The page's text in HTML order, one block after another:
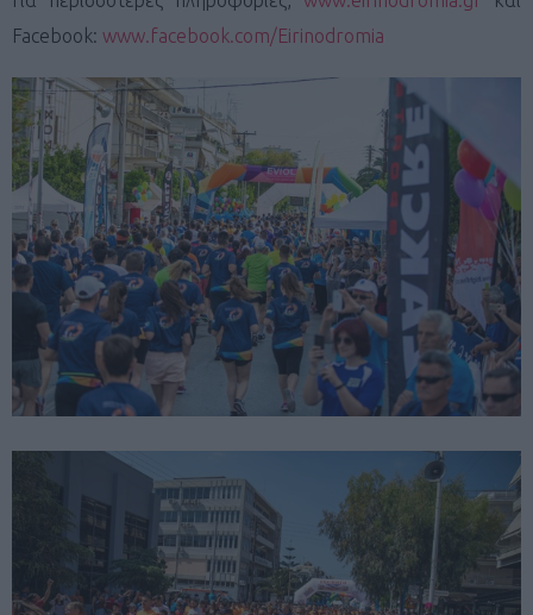
Facebook: www.facebook.com/Eirinodromia